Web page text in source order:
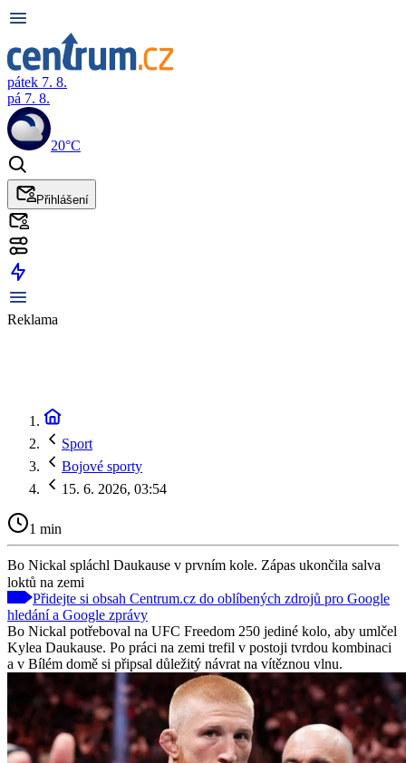
pátek 7. 8.
pá 7. 8.
20°C
Přihlášení
Reklama
Sport
Bojové sporty
15. 6. 2026, 03:54
1 min
Bo Nickal spláchl Daukause v prvním kole. Zápas ukončila salva
loktů na zemi
Přidejte si obsah Centrum.cz do oblíbených zdrojů pro Google
hledání a Google zprávy
Bo Nickal potřeboval na UFC Freedom 250 jediné kolo, aby umlčel
Kylea Daukause. Po práci na zemi trefil v postoji tvrdou kombinaci
a v Bílém domě si připsal důležitý návrat na vítěznou vlnu.